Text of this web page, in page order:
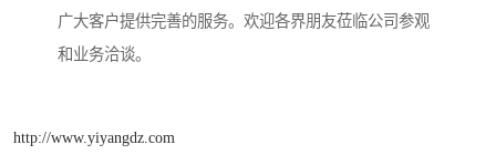
广大客户提供完善的服务。欢迎各界朋友莅临公司参观
和业务洽谈。
http://www.yiyangdz.com